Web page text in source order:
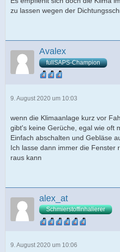
zu lassen wegen der
Avalex
fullSAPS-Champion
9. August 2020 um 10:03
wenn die Klimaanlage kurz vor
gibt's keine Gerüche, egal wie oft
Einfach abschalten und Gebläse
Ich lasse dann immer die Fenster
raus kann
alex_at
Schmierstoffinhalierer
9. August 2020 um 10:06